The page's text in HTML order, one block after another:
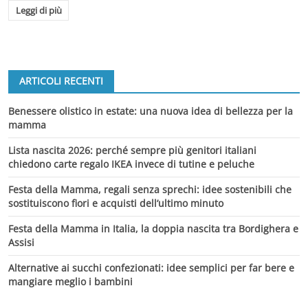
Leggi di più
ARTICOLI RECENTI
Benessere olistico in estate: una nuova idea di bellezza per la
mamma
Lista nascita 2026: perché sempre più genitori italiani
chiedono carte regalo IKEA invece di tutine e peluche
Festa della Mamma, regali senza sprechi: idee sostenibili che
sostituiscono fiori e acquisti dell’ultimo minuto
Festa della Mamma in Italia, la doppia nascita tra Bordighera e
Assisi
Alternative ai succhi confezionati: idee semplici per far bere e
mangiare meglio i bambini